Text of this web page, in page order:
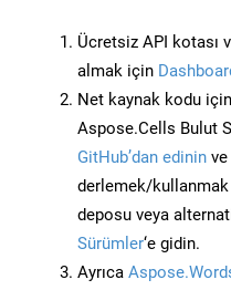
Ücretsiz API kotası
almak için
Net kaynak kodu
Aspose.Cells Bulut
GitHub’dan edinin ve
derlemek/
deposu veya
Sürümler‘e gidin.
Ayrıca